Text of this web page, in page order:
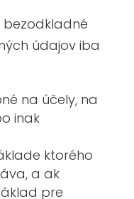
údajov iba
na účely, na
inak
ktorého
a ak
pre